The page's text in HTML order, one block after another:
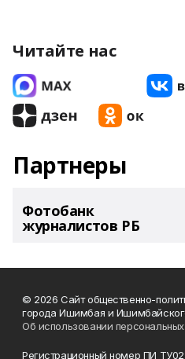
Читайте нас
Партнеры
Фотобанк
журналистов РБ
© 2026 Сайт общественно-
города Ишимбая и
Об использовании
Регистрационный номер ПИ